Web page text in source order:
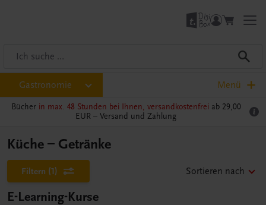
Gastronomie Menü
Bücher in max. 48 Stunden bei Ihnen, versandkostenfrei ab 29,00
EUR – Versand und Zahlung
Küche – Getränke
Filtern (1) Sortieren nach
E-Learning-Kurse